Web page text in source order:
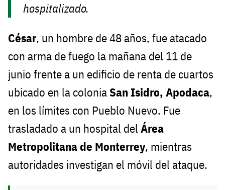
hospitalizado.
César, un hombre de 48 años, fue atacado
con arma de fuego la mañana del 11 de
junio frente a un edificio de renta de cuartos
ubicado en la coloniaSan Isidro, Apodaca,
en los límites con Pueblo Nuevo. Fue
trasladado a un hospital del Área
Metropolitana de Monterrey, mientras
autoridades investigan el móvil del ataque.